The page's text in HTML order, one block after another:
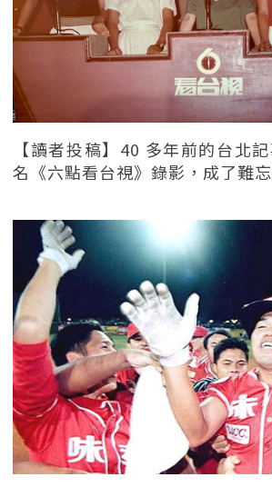
【讀者投稿】40 多年前的台北
名《六點看台視》錄影，成了難